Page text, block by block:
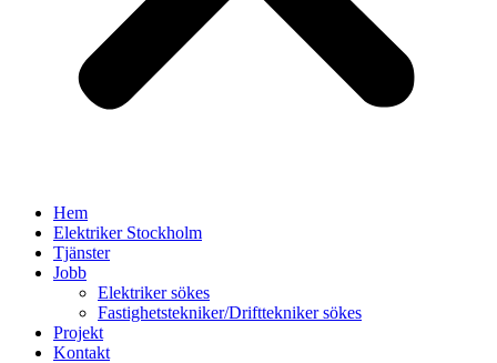
Hem
Elektriker Stockholm
Tjänster
Jobb
Elektriker sökes
Fastighetstekniker/Drifttekniker sökes
Projekt
Kontakt